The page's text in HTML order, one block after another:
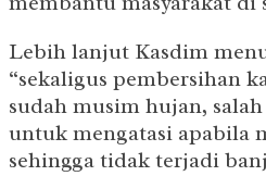
Lebih lanjut Kasdim
“sekaligus pembersihan
sudah musim hujan,
untuk mengatasi apabila
sehingga tidak terjadi